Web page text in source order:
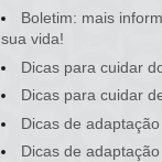
Boletim: mais
sua vida!
Dicas para cuidar
Dicas para cuidar
Dicas de
Dicas de